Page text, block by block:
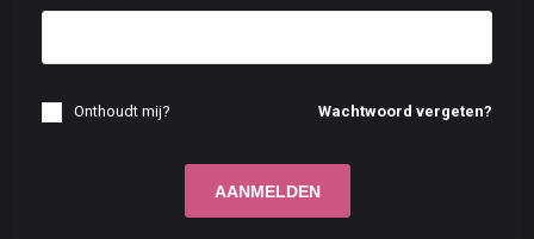
Wachtwoord vergeten?
Onthoudt mij?